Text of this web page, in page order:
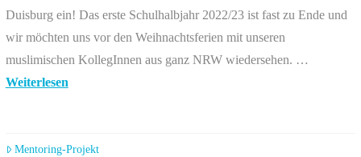
Duisburg ein! Das erste Schulhalbjahr 2022/23 ist fast zu Ende und
wir möchten uns vor den Weihnachtsferien mit unseren
muslimischen KollegInnen aus ganz NRW wiedersehen. …
Weiterlesen
Mentoring-Projekt